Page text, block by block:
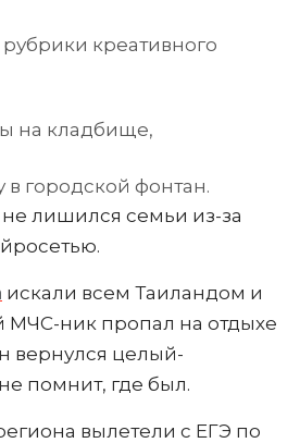
креативного
на кладбище,
городской фонтан.
не лишился семьи из-за
искали всем Таиландом и
ник пропал на отдыхе
вернулся целый-
помнит, где был.
вылетели с ЕГЭ по